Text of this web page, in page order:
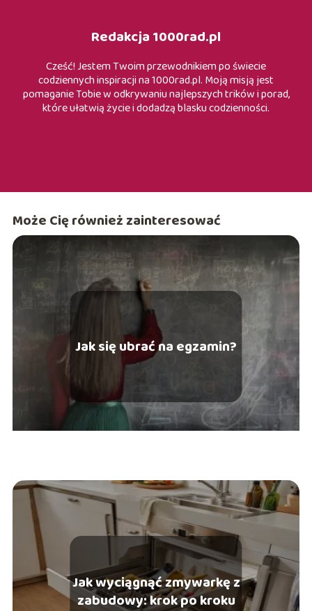
Redakcja 1000rad.pl
Cześć! Jestem Twoim przewodnikiem po świecie
codziennych inspiracji na 1000rad.pl. Moją misją jest
pomaganie Tobie w odkrywaniu najlepszych trików i porad,
które ułatwią życie i dodadzą blasku codzienności.
Może Cię również zainteresować
Jak się ubrać na egzamin?
Jak wyciągnąć zmywarkę z
zabudowy: krok po kroku